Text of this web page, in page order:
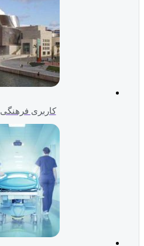
کاربری فرهنگی و هنری